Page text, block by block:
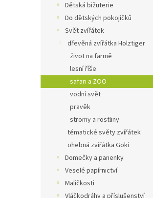
Dětská bižuterie
Do dětských pokojíčků
Svět zvířátek
dřevěná zvířátka Holztiger
život na farmě
lesní říše
safari a ZOO
vodní svět
pravěk
stromy a rostliny
tématické světy zvířátek
ohebná zvířátka Goki
Domečky a panenky
Veselé papírnictví
Maličkosti
Vláčkodráhy a příslušenství